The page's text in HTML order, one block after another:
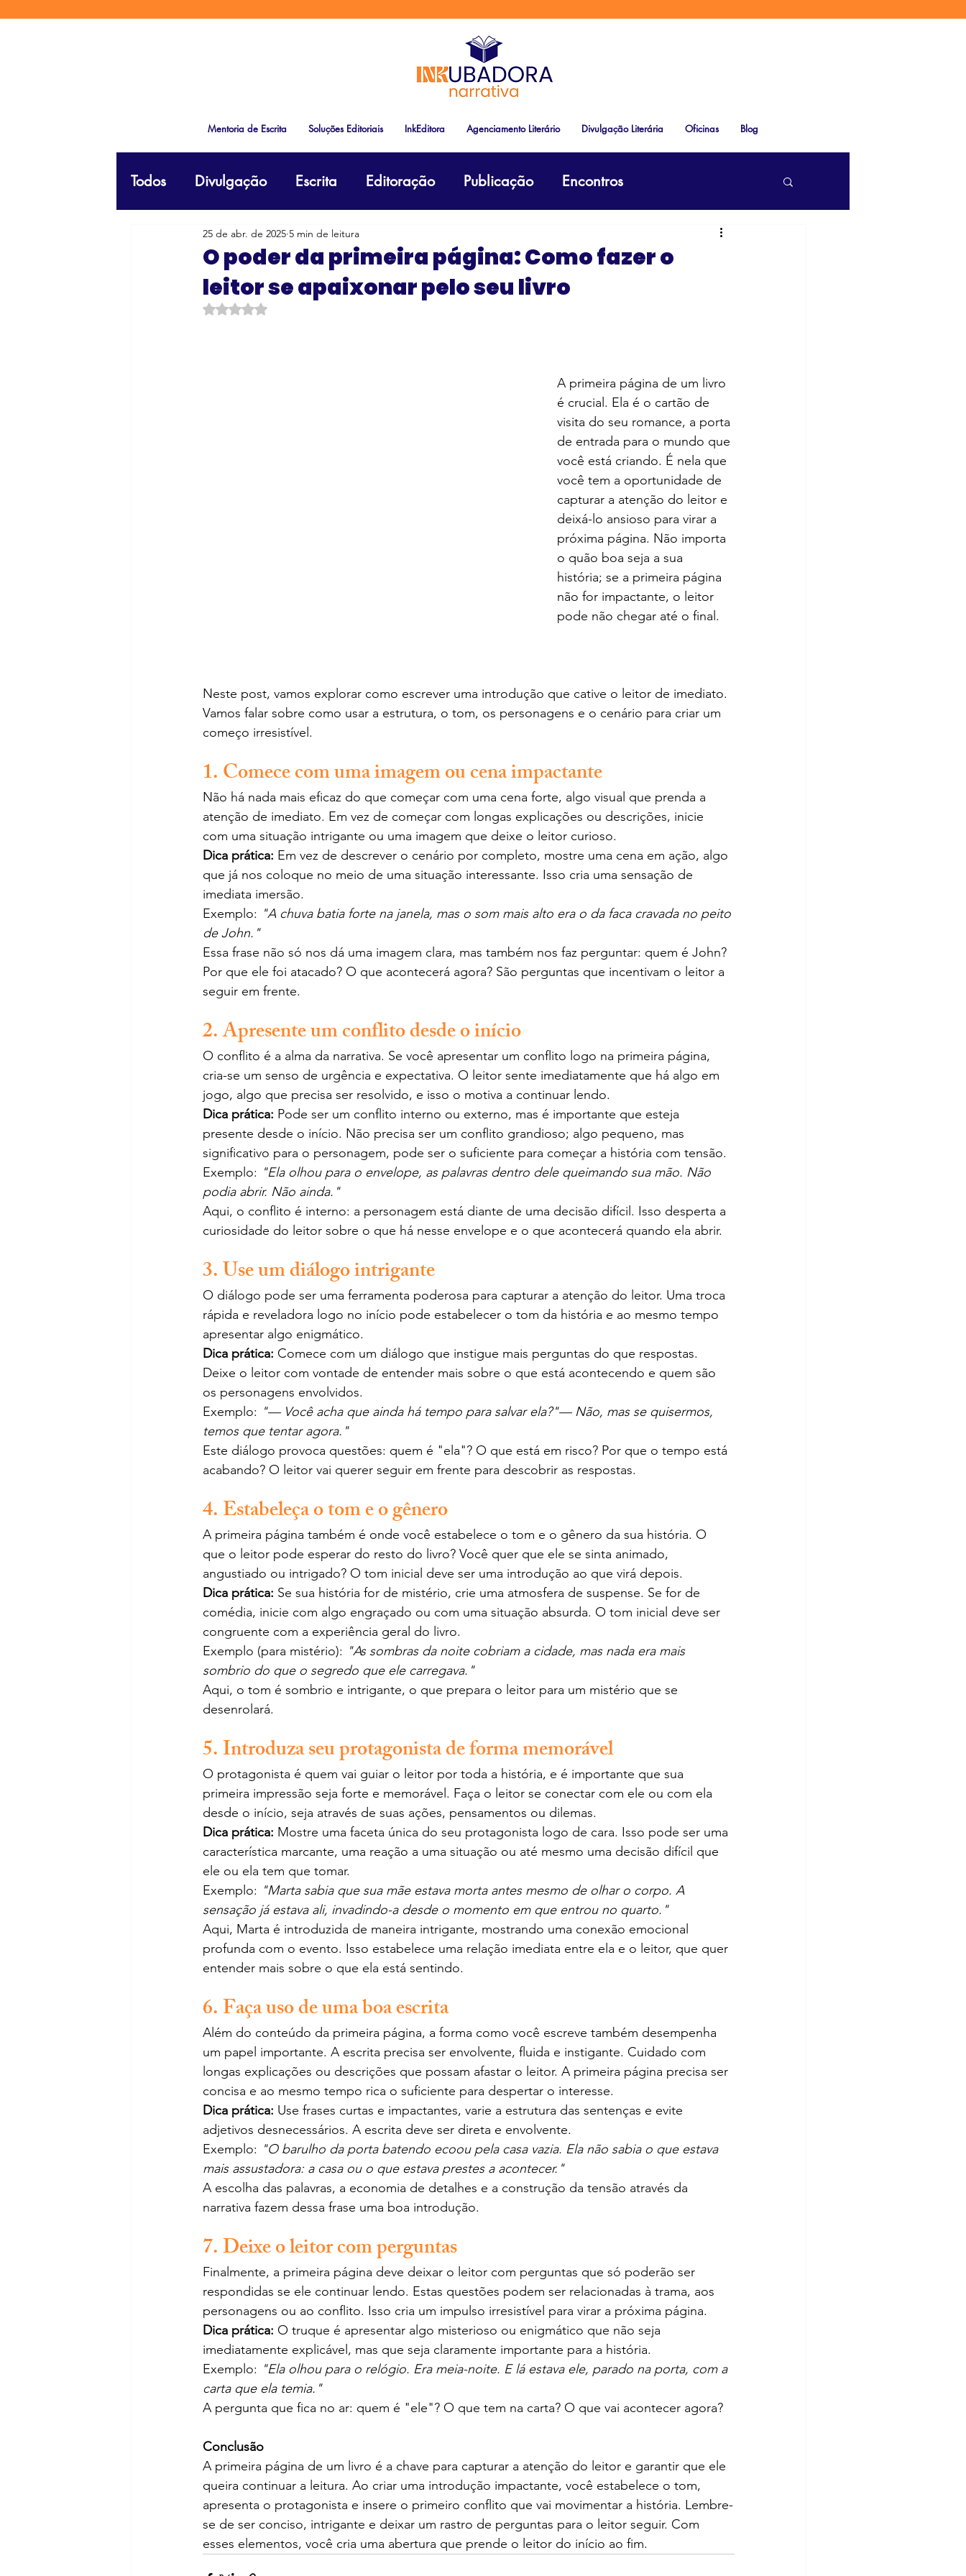
Mentoria de Escrita Soluções Editoriais InkEditora Agenciamento Literário Divulgação Literária Oficinas Blog
Todos Divulgação Escrita Editoração Publicação Encontros
O poder da primeira página: Como fazer o
leitor se apaixonar pelo seu livro
25 de abr. de 2025 5 min de leitura
Avaliado com NaN de 5 estrelas.
A primeira página de um livro
é crucial. Ela é o cartão de
visita do seu romance, a porta
de entrada para o mundo que
você está criando. É nela que
você tem a oportunidade de
capturar a atenção do leitor e
deixá-lo ansioso para virar a
próxima página. Não importa
o quão boa seja a sua
história; se a primeira página
não for impactante, o leitor
pode não chegar até o final.
Neste post, vamos explorar como escrever uma introdução que cative o leitor de imediato.
Vamos falar sobre como usar a estrutura, o tom, os personagens e o cenário para criar um
começo irresistível.
1. Comece com uma imagem ou cena impactante
Não há nada mais eficaz do que começar com uma cena forte, algo visual que prenda a
atenção de imediato. Em vez de começar com longas explicações ou descrições, inicie
com uma situação intrigante ou uma imagem que deixe o leitor curioso.
Dica prática: Em vez de descrever o cenário por completo, mostre uma cena em ação, algo
que já nos coloque no meio de uma situação interessante. Isso cria uma sensação de
imediata imersão.
Exemplo: "A chuva batia forte na janela, mas o som mais alto era o da faca cravada no peito
de John."
Essa frase não só nos dá uma imagem clara, mas também nos faz perguntar: quem é John?
Por que ele foi atacado? O que acontecerá agora? São perguntas que incentivam o leitor a
seguir em frente.
2. Apresente um conflito desde o início
O conflito é a alma da narrativa. Se você apresentar um conflito logo na primeira página,
cria-se um senso de urgência e expectativa. O leitor sente imediatamente que há algo em
jogo, algo que precisa ser resolvido, e isso o motiva a continuar lendo.
Dica prática: Pode ser um conflito interno ou externo, mas é importante que esteja
presente desde o início. Não precisa ser um conflito grandioso; algo pequeno, mas
significativo para o personagem, pode ser o suficiente para começar a história com tensão.
Exemplo: "Ela olhou para o envelope, as palavras dentro dele queimando sua mão. Não
podia abrir. Não ainda."
Aqui, o conflito é interno: a personagem está diante de uma decisão difícil. Isso desperta a
curiosidade do leitor sobre o que há nesse envelope e o que acontecerá quando ela abrir.
3. Use um diálogo intrigante
O diálogo pode ser uma ferramenta poderosa para capturar a atenção do leitor. Uma troca
rápida e reveladora logo no início pode estabelecer o tom da história e ao mesmo tempo
apresentar algo enigmático.
Dica prática: Comece com um diálogo que instigue mais perguntas do que respostas.
Deixe o leitor com vontade de entender mais sobre o que está acontecendo e quem são
os personagens envolvidos.
Exemplo: "— Você acha que ainda há tempo para salvar ela?"— Não, mas se quisermos,
temos que tentar agora."
Este diálogo provoca questões: quem é "ela"? O que está em risco? Por que o tempo está
acabando? O leitor vai querer seguir em frente para descobrir as respostas.
4. Estabeleça o tom e o gênero
A primeira página também é onde você estabelece o tom e o gênero da sua história. O
que o leitor pode esperar do resto do livro? Você quer que ele se sinta animado,
angustiado ou intrigado? O tom inicial deve ser uma introdução ao que virá depois.
Dica prática: Se sua história for de mistério, crie uma atmosfera de suspense. Se for de
comédia, inicie com algo engraçado ou com uma situação absurda. O tom inicial deve ser
congruente com a experiência geral do livro.
Exemplo (para mistério): "As sombras da noite cobriam a cidade, mas nada era mais
sombrio do que o segredo que ele carregava."
Aqui, o tom é sombrio e intrigante, o que prepara o leitor para um mistério que se
desenrolará.
5. Introduza seu protagonista de forma memorável
O protagonista é quem vai guiar o leitor por toda a história, e é importante que sua
primeira impressão seja forte e memorável. Faça o leitor se conectar com ele ou com ela
desde o início, seja através de suas ações, pensamentos ou dilemas.
Dica prática: Mostre uma faceta única do seu protagonista logo de cara. Isso pode ser uma
característica marcante, uma reação a uma situação ou até mesmo uma decisão difícil que
ele ou ela tem que tomar.
Exemplo: "Marta sabia que sua mãe estava morta antes mesmo de olhar o corpo. A
sensação já estava ali, invadindo-a desde o momento em que entrou no quarto."
Aqui, Marta é introduzida de maneira intrigante, mostrando uma conexão emocional
profunda com o evento. Isso estabelece uma relação imediata entre ela e o leitor, que quer
entender mais sobre o que ela está sentindo.
6. Faça uso de uma boa escrita
Além do conteúdo da primeira página, a forma como você escreve também desempenha
um papel importante. A escrita precisa ser envolvente, fluida e instigante. Cuidado com
longas explicações ou descrições que possam afastar o leitor. A primeira página precisa ser
concisa e ao mesmo tempo rica o suficiente para despertar o interesse.
Dica prática: Use frases curtas e impactantes, varie a estrutura das sentenças e evite
adjetivos desnecessários. A escrita deve ser direta e envolvente.
Exemplo: "O barulho da porta batendo ecoou pela casa vazia. Ela não sabia o que estava
mais assustadora: a casa ou o que estava prestes a acontecer."
A escolha das palavras, a economia de detalhes e a construção da tensão através da
narrativa fazem dessa frase uma boa introdução.
7. Deixe o leitor com perguntas
Finalmente, a primeira página deve deixar o leitor com perguntas que só poderão ser
respondidas se ele continuar lendo. Estas questões podem ser relacionadas à trama, aos
personagens ou ao conflito. Isso cria um impulso irresistível para virar a próxima página.
Dica prática: O truque é apresentar algo misterioso ou enigmático que não seja
imediatamente explicável, mas que seja claramente importante para a história.
Exemplo: "Ela olhou para o relógio. Era meia-noite. E lá estava ele, parado na porta, com a
carta que ela temia."
A pergunta que fica no ar: quem é "ele"? O que tem na carta? O que vai acontecer agora?
Conclusão
A primeira página de um livro é a chave para capturar a atenção do leitor e garantir que ele
queira continuar a leitura. Ao criar uma introdução impactante, você estabelece o tom,
apresenta o protagonista e insere o primeiro conflito que vai movimentar a história. Lembre-
se de ser conciso, intrigante e deixar um rastro de perguntas para o leitor seguir. Com
esses elementos, você cria uma abertura que prende o leitor do início ao fim.